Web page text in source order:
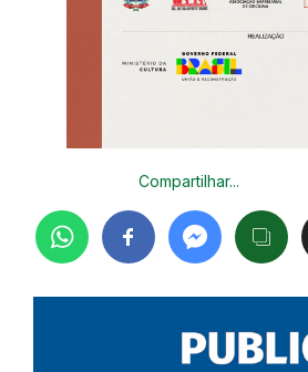
Compartilhar...